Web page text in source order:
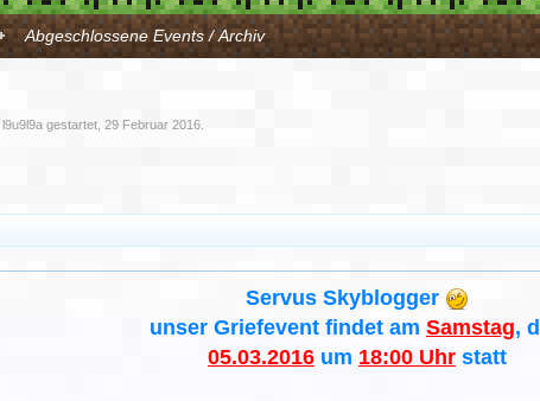
Abgeschlossene Events / Archiv
l9u9l9a gestartet, 29 Februar 2016
Servus Skyblogger
unser Griefevent findet am Samstag,
05.03.2016 um 18:00 Uhr statt